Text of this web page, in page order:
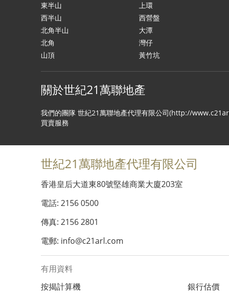
東半山
西半山
北角半山
北角
山頂
上環
西營盤
大潭
灣仔
黃竹坑
關於世紀21萬聯地產
我們的團隊 世紀21萬聯地產代理有限公司(http://
買賣服務
世紀21萬聯地產代理有限公司
香港皇后大道東80號堅雄商業大廈203室
電話: 2156 0500
傳真: 2156 2801
電郵: info@c21arl.com
有用資料
按揭計算機
銀行估價